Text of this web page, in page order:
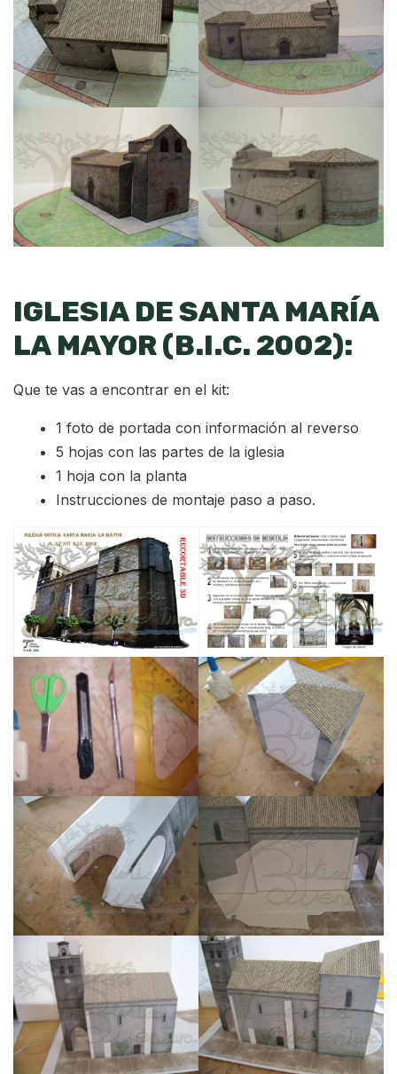
IGLESIA DE SANTA MARÍA
LA MAYOR (B.I.C. 2002):
Que te vas a encontrar en el kit:
1 foto de portada con información al reverso
5 hojas con las partes de la iglesia
1 hoja con la planta
Instrucciones de montaje paso a paso.